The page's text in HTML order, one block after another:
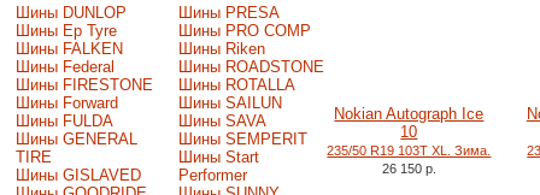
Шины DUNLOP
Шины Ep Tyre
Шины FALKEN
Шины Federal
Шины FIRESTONE
Шины Forward
Шины FULDA
Шины GENERAL
TIRE
Шины GISLAVED
Шины PRESA
Шины PRO COMP
Шины Riken
Шины ROADSTONE
Шины ROTALLA
Шины SAILUN
Шины SAVA
Шины SEMPERIT
Шины Start
Performer
Nokian Autograph Ice
10
235/50 R19 103T XL. Зима.
26 150 р.